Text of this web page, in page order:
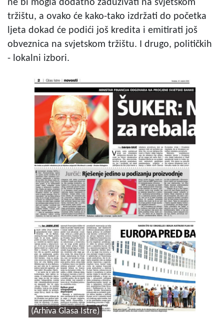
ne bi mogla dodatno zaduživati na svjetskom
tržištu, a ovako će kako-tako izdržati do početka
ljeta dokad će podići još kredita i emitirati još
obveznica na svjetskom tržištu. I drugo, političkih
- lokalni izbori.
(Arhiva Glasa Istre)